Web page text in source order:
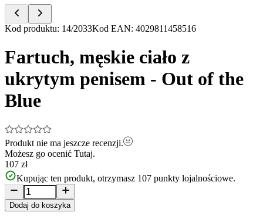
Item
of
Kod produktu: 14/2033Kod EAN: 4029811458516
Fartuch, męskie ciało z
ukrytym penisem - Out of the
Blue
Produkt nie ma jeszcze recenzji.
Możesz go ocenić Tutaj.
107 zł
Kupując ten produkt, otrzymasz 107 punkty lojalnościowe.
Dodaj do koszyka